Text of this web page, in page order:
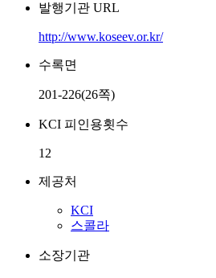
발행기관 URL
http://www.koseev.or.kr/
수록면
201-226(26쪽)
KCI 피인용횟수
12
제공처
KCI
스콜라
소장기관